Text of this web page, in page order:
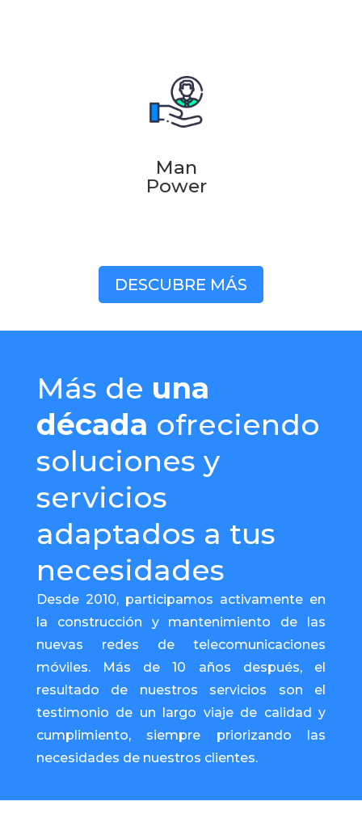
Man
Power
DESCUBRE MÁS
Más de una
década ofreciendo
soluciones y
servicios
adaptados a tus
necesidades
Desde 2010, participamos activamente en
la construcción y mantenimiento de las
nuevas redes de telecomunicaciones
móviles. Más de 10 años después, el
resultado de nuestros servicios son el
testimonio de un largo viaje de calidad y
cumplimiento, siempre priorizando las
necesidades de nuestros clientes.